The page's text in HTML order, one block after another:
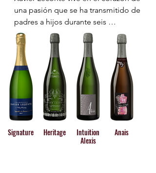
una pasión que se ha transmitido de
padres a hijos durante seis
generaciones…
Impulsado por la ambición de
continuar con las tradiciones y el
deseo de evolucionar con una
aspiración indiscutible, Champagne
Xavier Leconte sigue creciendo de
una temporada a otra, habiendo
apostado desde el principio por los
aromas y las finas burbujas de sus
Signature Heritage
Intuition
Alexis
Anais